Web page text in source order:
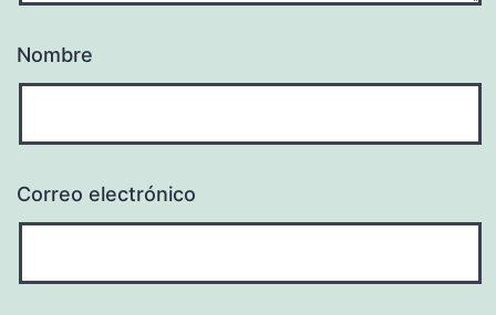
Nombre
Correo electrónico